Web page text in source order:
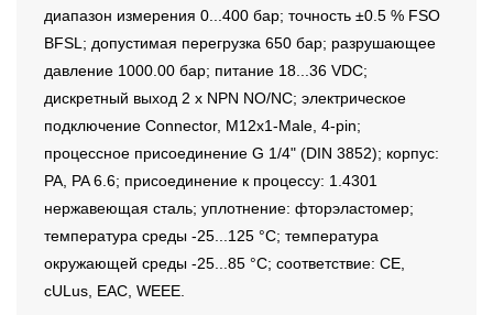
диапазон измерения 0...400 бар; точность ±0.5 % FSO
BFSL; допустимая перегрузка 650 бар; разрушающее
давление 1000.00 бар; питание 18...36 VDC;
дискретный выход 2 x NPN NO/NC; электрическое
подключение Connector, M12x1-Male, 4-pin;
процессное присоединение G 1/4" (DIN 3852); корпус:
PA, PA 6.6; присоединение к процессу: 1.4301
нержавеющая сталь; уплотнение: фторэластомер;
температура среды -25...125 °C; температура
окружающей среды -25...85 °C; соответствие: CE,
cULus, EAC, WEEE.